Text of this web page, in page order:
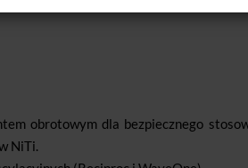
obrotowym dla bezpiecznego
NiTi.